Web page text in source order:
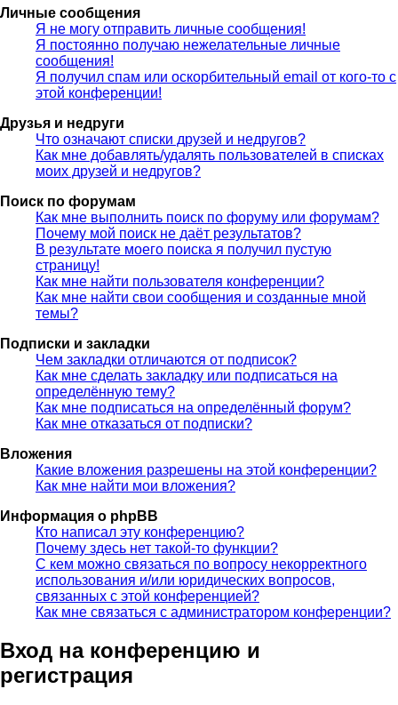
Личные сообщения
Я не могу отправить личные сообщения!
Я постоянно получаю нежелательные личные
сообщения!
Я получил спам или оскорбительный email от кого-то с
этой конференции!
Друзья и недруги
Что означают списки друзей и недругов?
Как мне добавлять/удалять пользователей в списках
моих друзей и недругов?
Поиск по форумам
Как мне выполнить поиск по форуму или форумам?
Почему мой поиск не даёт результатов?
В результате моего поиска я получил пустую
страницу!
Как мне найти пользователя конференции?
Как мне найти свои сообщения и созданные мной
темы?
Подписки и закладки
Чем закладки отличаются от подписок?
Как мне сделать закладку или подписаться на
определённую тему?
Как мне подписаться на определённый форум?
Как мне отказаться от подписки?
Вложения
Какие вложения разрешены на этой конференции?
Как мне найти мои вложения?
Информация о phpBB
Кто написал эту конференцию?
Почему здесь нет такой-то функции?
С кем можно связаться по вопросу некорректного
использования и/или юридических вопросов,
связанных с этой конференцией?
Как мне связаться с администратором конференции?
Вход на конференцию и
регистрация